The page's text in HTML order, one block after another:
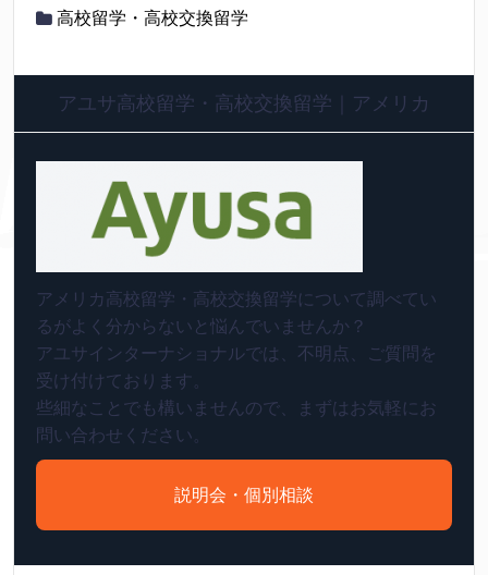
高校留学・高校交換留学
アユサ高校留学・高校交換留学｜アメリカ
アメリカ高校留学・高校交換留学について調べてい
るがよく分からないと悩んでいませんか？
アユサインターナショナルでは、不明点、ご質問を
受け付けております。
些細なことでも構いませんので、まずはお気軽にお
問い合わせください。
説明会・個別相談